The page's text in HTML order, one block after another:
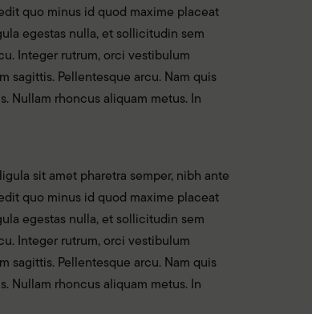
quo minus id quod maxime placeat
egestas nulla, et sollicitudin sem
Integer rutrum, orci vestibulum
sagittis. Pellentesque arcu. Nam quis
Nullam rhoncus aliquam metus. In
sit amet pharetra semper, nibh ante
quo minus id quod maxime placeat
egestas nulla, et sollicitudin sem
Integer rutrum, orci vestibulum
sagittis. Pellentesque arcu. Nam quis
Nullam rhoncus aliquam metus. In